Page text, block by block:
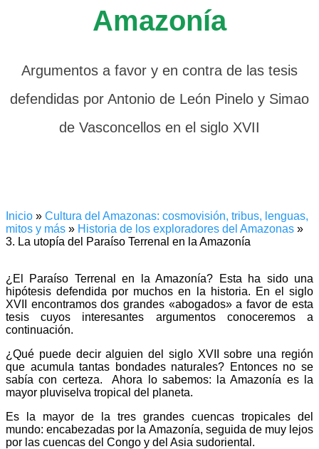
Amazonía
Argumentos a favor y en contra de las tesis
defendidas por Antonio de León Pinelo y Simao
de Vasconcellos en el siglo XVII
Inicio » Cultura del Amazonas: cosmovisión, tribus, lenguas,
mitos y más » Historia de los exploradores del Amazonas »
3. La utopía del Paraíso Terrenal en la Amazonía
¿El Paraíso Terrenal en la Amazonía? Esta ha sido una
hipótesis defendida por muchos en la historia. En el siglo
XVII encontramos dos grandes «abogados» a favor de esta
tesis cuyos interesantes argumentos conoceremos a
continuación.
¿Qué puede decir alguien del siglo XVII sobre una región
que acumula tantas bondades naturales? Entonces no se
sabía con certeza. Ahora lo sabemos: la Amazonía es la
mayor pluviselva tropical del planeta.
Es la mayor de la tres grandes cuencas tropicales del
mundo: encabezadas por la Amazonía, seguida de muy lejos
por las cuencas del Congo y del Asia sudoriental.